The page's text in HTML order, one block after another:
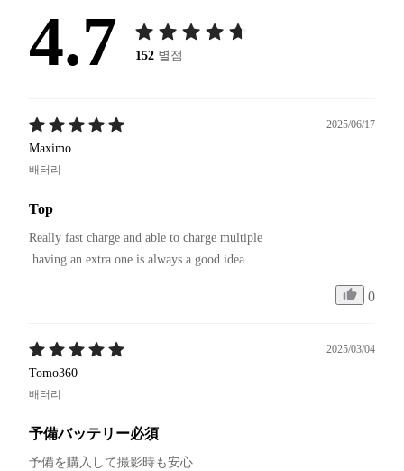
4.7 152 별점
2025/06/17
Maximo
배터리
Top
Really fast charge and able to charge multiple
having an extra one is always a good idea
0
2025/03/04
Tomo360
배터리
予備バッテリー必須
予備を購入して撮影時も安心